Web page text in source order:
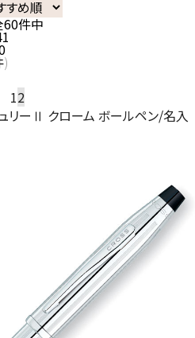
60件中
12
リーⅡ クローム ボールペン/名入